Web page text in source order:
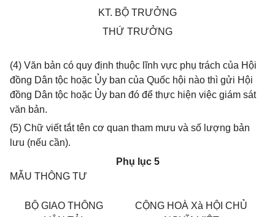
KT. BỘ TRƯỞNG
THỨ TRƯỞNG
(4) Văn bản có quy định thuộc lĩnh vực phụ trách của Hội
đồng Dân tộc hoặc Ủy ban của Quốc hội nào thì gửi Hội
đồng Dân tộc hoặc Ủy ban đó để thực hiện việc giám sát
văn bản.
(5) Chữ viết tắt tên cơ quan tham mưu và số lượng bản
lưu (nếu cần).
Phụ lục 5
MẪU THÔNG TƯ
BỘGIAO THÔNG
CỘNG HOÀ Xà HỘ I CH Ủ